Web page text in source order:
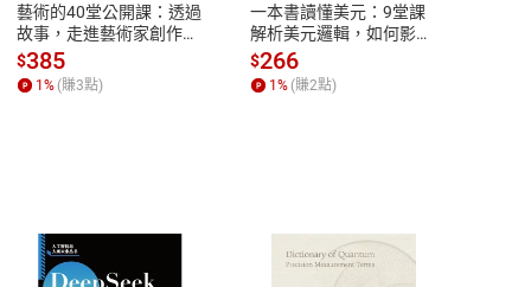
藝術的40堂公開課：透過
故事，走進藝術家創作現
場，看藝術如何誕生、如
何形塑人類生活【電子
書】
$385
1% (賺3點)
一本書讀懂美元：9堂課
解析美元邏輯，如何影響
全球經濟和每個人的投資
【電子書】
$266
1% (賺2點)